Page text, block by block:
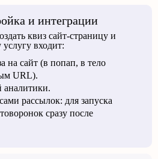
и интеграции
квиз сайт-страницу и
входит:
на сайт (в попап, в тело
URL).
аналитики.
рассылок: для запуска
сразу после